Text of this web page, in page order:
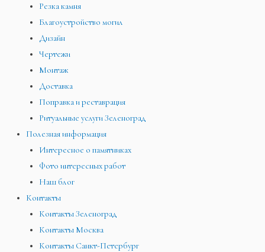
Резка камня
Благоустройство могил
Дизайн
Чертежи
Монтаж
Доставка
Поправка и реставрация
Ритуальные услуги Зеленоград
Полезная информация
Интересное о памятниках
Фото интересных работ
Наш блог
Контакты
Контакты Зеленоград
Контакты Москва
Контакты Санкт-Петербург